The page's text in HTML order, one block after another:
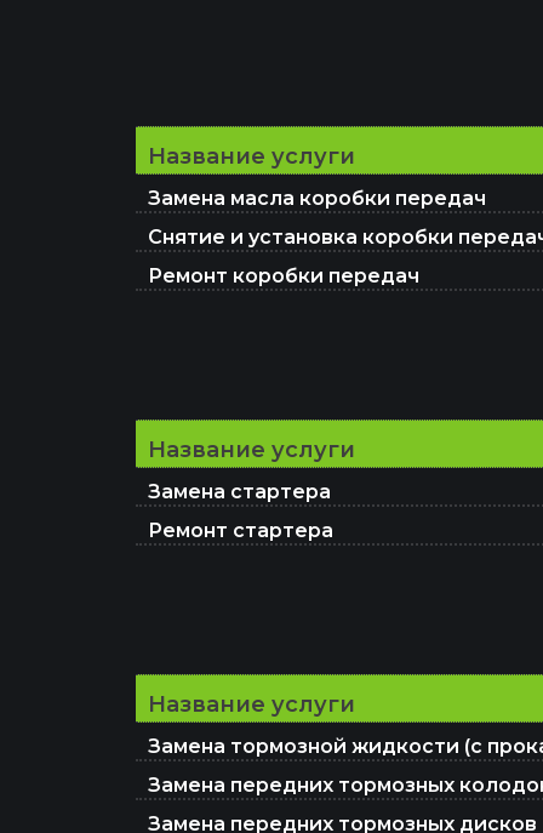
Название услуги
Замена масла коробки передач
Снятие и установка коробки
Ремонт коробки передач
Название услуги
Замена стартера
Ремонт стартера
Название услуги
Замена тормозной жидкости (с
Замена передних тормозных
Замена передних тормозных дисков